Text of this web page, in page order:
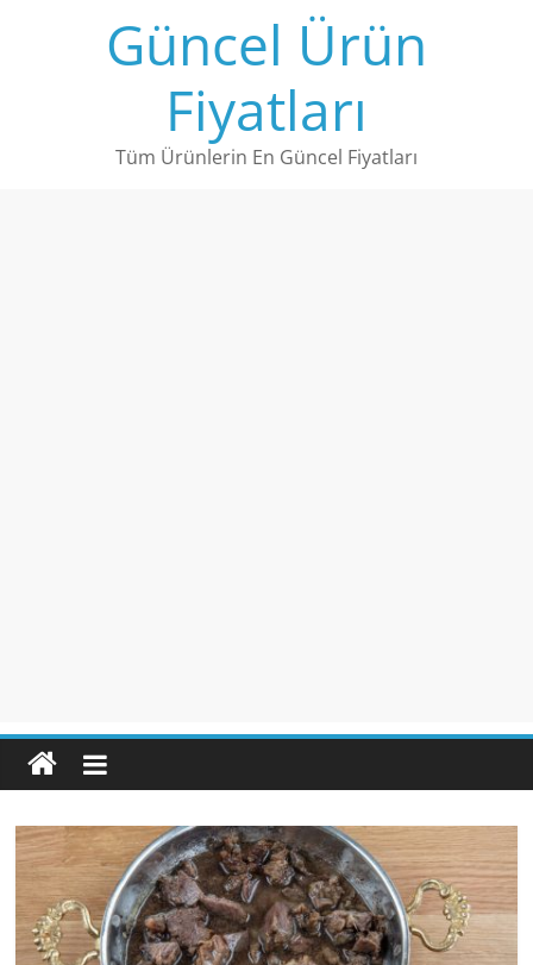
Güncel Ürün
Fiyatları
Tüm Ürünlerin En Güncel Fiyatları